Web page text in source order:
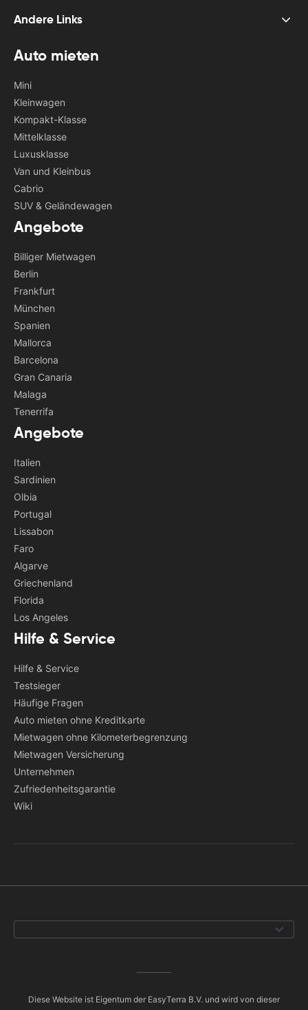
Andere Links
Auto mieten
Mini
Kleinwagen
Kompakt-Klasse
Mittelklasse
Luxusklasse
Van und Kleinbus
Cabrio
SUV & Geländewagen
Angebote
Billiger Mietwagen
Berlin
Frankfurt
München
Spanien
Mallorca
Barcelona
Gran Canaria
Malaga
Tenerrifa
Angebote
Italien
Sardinien
Olbia
Portugal
Lissabon
Faro
Algarve
Griechenland
Florida
Los Angeles
Hilfe & Service
Hilfe & Service
Testsieger
Häufige Fragen
Auto mieten ohne Kreditkarte
Mietwagen ohne Kilometerbegrenzung
Mietwagen Versicherung
Unternehmen
Zufriedenheitsgarantie
Wiki
Diese Website ist Eigentum der EasyTerra B.V. und wird von dieser